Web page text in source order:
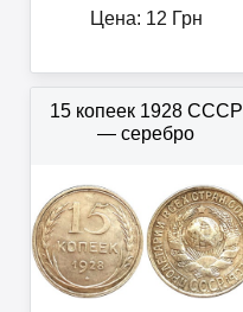
Цена: 12 Грн
15 копеек 1928 СССР
— серебро